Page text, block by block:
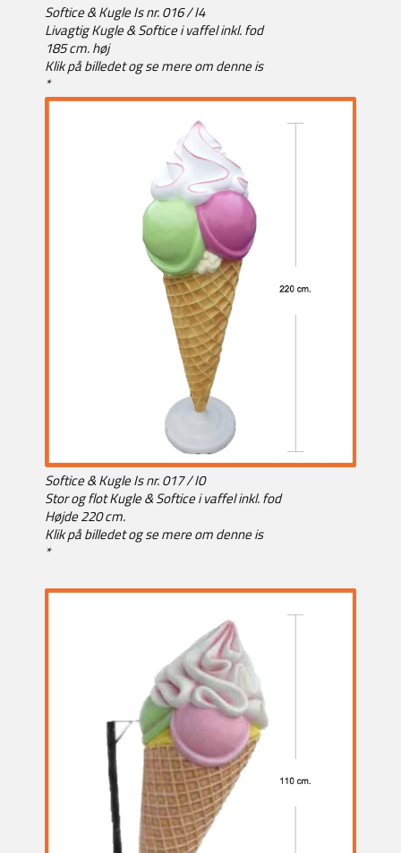
Softice & Kugle Is nr. 016 / I4
Livagtig Kugle & Softice i vaffel inkl. fod
185 cm. høj
Klik på billedet og se mere om denne is
*
Softice & Kugle Is nr. 017 / I0
Stor og flot Kugle & Softice i vaffel inkl. fod
Højde 220 cm.
Klik på billedet og se mere om denne is
*